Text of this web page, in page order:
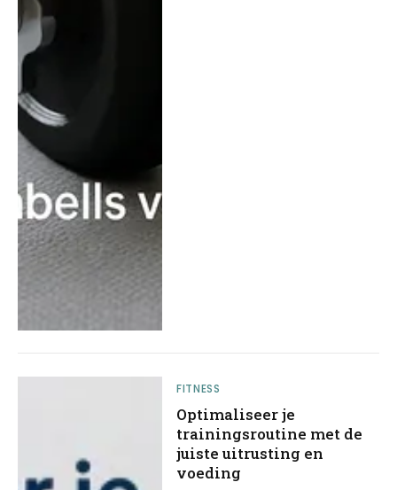
FITNESS
Optimaliseer je
trainingsroutine met de
juiste uitrusting en
voeding